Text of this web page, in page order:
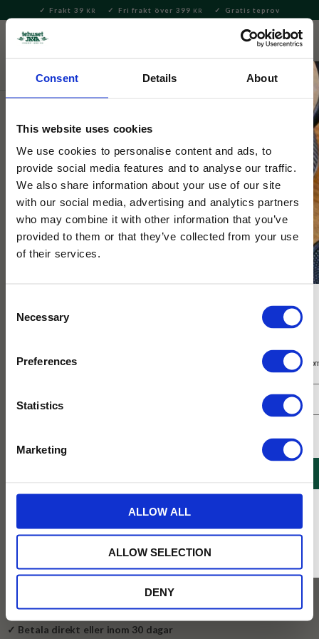
Consent Details About
This website uses cookies
We use cookies to personalise content and ads, to
provide social media features and to analyse our traffic.
We also share information about your use of our site
with our social media, advertising and analytics partners
who may combine it with other information that you’ve
provided to them or that they’ve collected from your use
of their services.
Selection
Necessary
Preferences
Statistics
Marketing
ALLOW ALL
ALLOW SELECTION
DENY
Meny
Frakt 39 KR Fri frakt över 399 KR Gratis teprov
Servering & Dukning
Selected by Tehuset Java
Benegiamo Skål Spruzzi Gul 13cm
Handgjord skål från Italien i robust keramik. Unikt handmålad i
klassiskt spruzzimönster med gula stänk.
✓ Fri frakt över 399 kr
✓ Betala direkt eller inom 30 dagar
Få 10% rabatt på ditt första köp på nätet och ta del av erbjudanden året
* Rabatten gäller endast online på Tehusetjava.se. Rabatten fungerar endast på